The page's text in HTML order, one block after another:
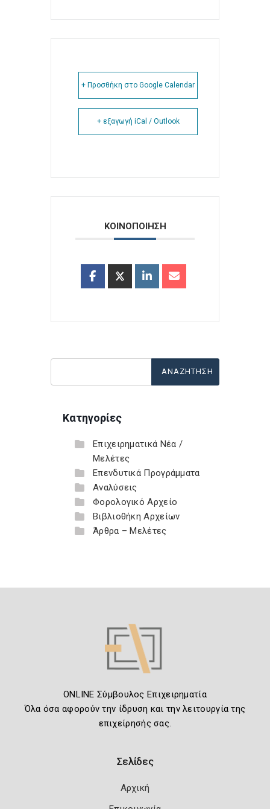
+ Προσθήκη στο Google Calendar
+ εξαγωγή iCal / Outlook
ΚΟΙΝΟΠΟΙΗΣΗ
Κατηγορίες
Επιχειρηματικά Νέα /
Μελέτες
Επενδυτικά Προγράμματα
Αναλύσεις
Φορολογικό Αρχείο
Βιβλιοθήκη Αρχείων
Άρθρα – Μελέτες
ONLINE Σύμβουλος Επιχειρηματία
Όλα όσα αφορούν την ίδρυση και την λειτουργία της
επιχείρησής σας.
Σελίδες
Αρχική